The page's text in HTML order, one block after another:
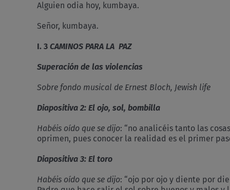
Alguien odia hoy, kumbaya.
Señor, kumbaya.
I. 3 CAMINOS PARA LA PAZ
Superación de las violencias
Sobre fondo musical de Ernest Bloch, Jewish life
Diapositiva 2: El ojo, sol, bombilla
Habéis oído que se dijo: “no analicéis tanto las
oprimen, pues conocer la realidad es el primer
Diapositiva 3: El toro
Habéis oído que se dijo: “ojo por ojo y diente por